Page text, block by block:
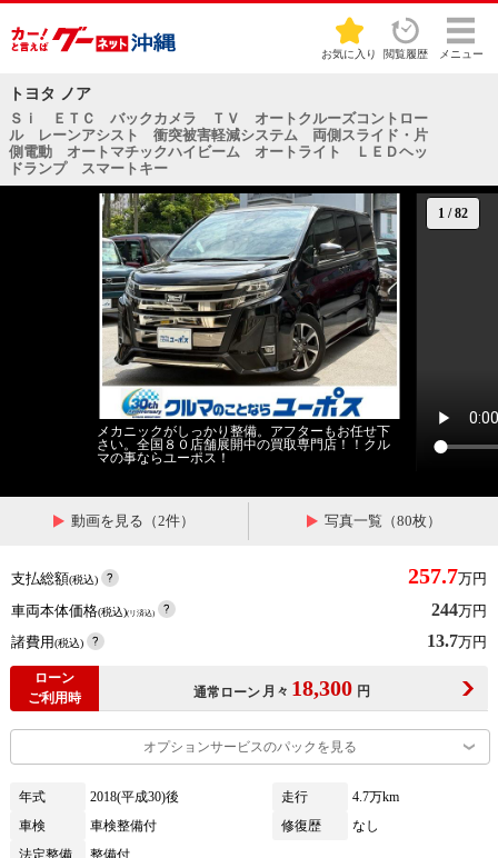
お気に入り 閲覧履歴 メニュー
トヨタ ノア
Ｓｉ ＥＴＣ バックカメラ ＴＶ オートクルーズコントロー
ル レーンアシスト 衝突被害軽減システム 両側スライド・片
側電動 オートマチックハイビーム オートライト ＬＥＤヘッ
ドランプ スマートキー
1 /82
メカニックがしっかり整備。アフターもお任せ下
さい。全国８０店舗展開中の買取専門店！！クル
マの事ならユーポス！
動画を見る（2件） 写真一覧（80枚）
支払総額(税込) 257.7万円
車両本体価格(税込)(リ済込) 244万円
諸費用(税込) 13.7万円
ローン
ご利用時
通常ローン 月々 18,300 円
オプションサービスのパックを見る
年式 2018(平成30)後 走行
4.7万km
車検
車検整備付 修復歴
なし
法定整備
整備付